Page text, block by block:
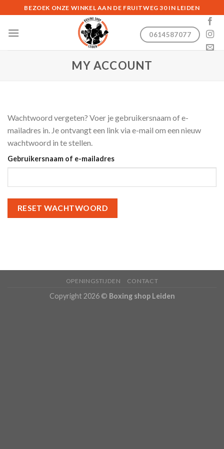
to
content
BEZOEK ONZE WINKEL AAN DE FRUITWEG 30 IN LEIDEN
0614587077
MY ACCOUNT
Wachtwoord vergeten? Voer je gebruikersnaam of e-
mailadres in. Je ontvangt een link via e-mail om een nieuw
wachtwoord in te stellen.
Gebruikersnaam of e-mailadres
RESET WACHTWOORD
OPENINGSTIJDEN CONTACT
Copyright 2026 © Boxing shop Leiden